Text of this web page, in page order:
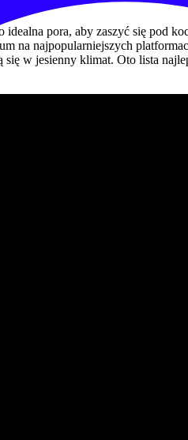
idealna pora, aby zaszyć się pod
na najpopularniejszych
w jesienny klimat. Oto lista